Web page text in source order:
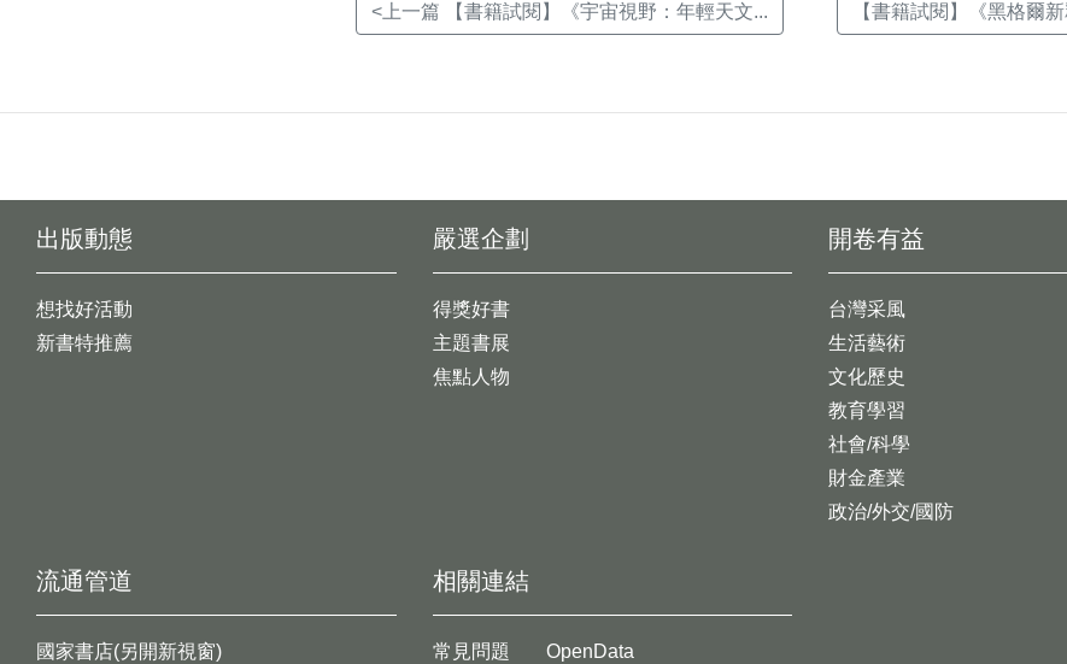
<上一篇 【書籍試閱】《宇宙視野：年輕天文... 【書籍試閱】《黑格爾
出版動態
想找好活動
新書特推薦
開卷有益
台灣采風
生活藝術
文化歷史
教育學習
社會/科學
財金產業
政治/外交/國防
嚴選企劃
得獎好書
主題書展
焦點人物
流通管道
國家書店(另開新視窗)
相關連結
常見問題
OpenData